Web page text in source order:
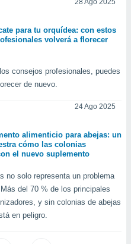
28 Ago 2025
para tu orquídea: con estos
volverá a florecer
consejos profesionales, puedes
de nuevo.
24 Ago 2025
alimenticio para abejas: un
cómo las colonias
el nuevo suplemento
no solo representa un problema
del 70 % de los principales
y sin colonias de abejas
en peligro.